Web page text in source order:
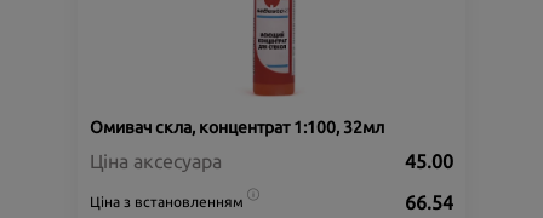
Омивач скла, концентрат 1:100, 32мл
Ціна аксесуара 45.00
Ціна з встановленням 66.54